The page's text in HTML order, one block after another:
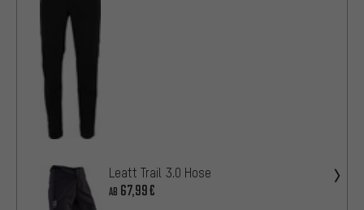
Leatt Trail 3.0 Hose
AB 67,99€